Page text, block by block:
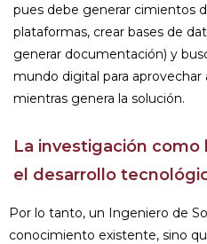
pues debe generar cimientos
plataformas, crear bases de
generar documentación) y
mundo digital para aprovechar
mientras genera la solución.
La investigación como
el desarrollo
Por lo tanto, un Ingeniero de
conocimiento existente, sino